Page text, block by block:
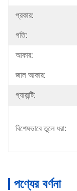
প্রকার:
গতি:
আকার:
জাল আকার:
গ্যারান্টি:
বিশেষভাবে তুলে ধরা:
পণ্যের বর্ণনা